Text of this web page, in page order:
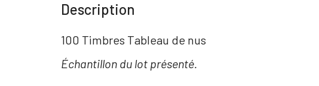
Description
100 Timbres Tableau de nus
Échantillon du lot présenté.